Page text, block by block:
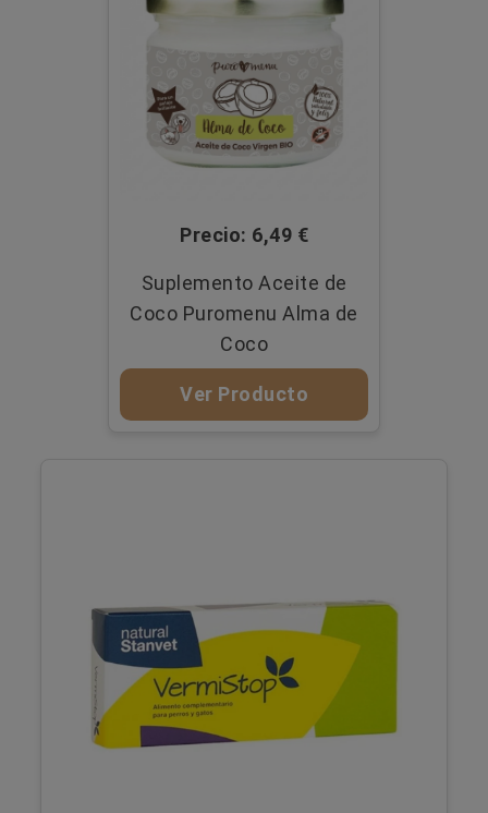
Precio: 6,49 €
Suplemento Aceite de
Coco Puromenu Alma de
Coco
Ver Producto